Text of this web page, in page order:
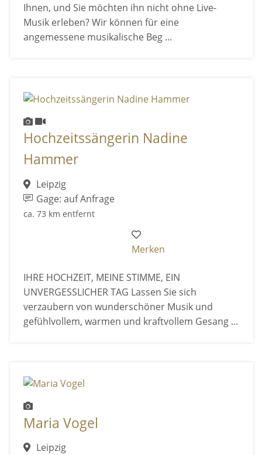
Ihnen, und Sie möchten ihn nicht ohne Live-
Musik erleben? Wir können für eine
angemessene musikalische Beg ...
Hochzeitssängerin Nadine
Hammer
Leipzig
Gage: auf Anfrage
ca. 73 km entfernt
Merken
IHRE HOCHZEIT, MEINE STIMME, EIN
UNVERGESSLICHER TAG Lassen Sie sich
verzaubern von wunderschöner Musik und
gefühlvollem, warmen und kraftvollem Gesang ...
Maria Vogel
Leipzig